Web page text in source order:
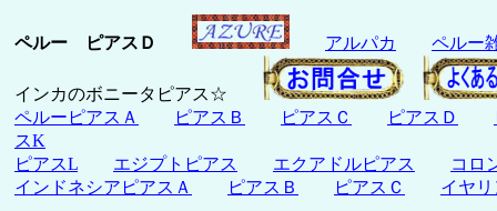
ペルー ピアスＤ アルパカ ペルー
インカのボニータピアス☆
ペルーピアスＡ
ピアスＢ ピアスＣ ピアスＤ
スK
ピアスL
エジプトピアス エクアドルピアス
コロ
インドネシアピアスＡ
ピアスＢ ピアスＣ
イヤ